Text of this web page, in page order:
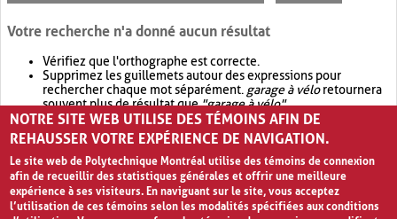
Votre recherche n'a donné aucun résultat
Vérifiez que l'orthographe est correcte.
Supprimez les guillemets autour des expressions pour
rechercher chaque mot séparément. garage à véloretournera
souvent plus de résultat que"garage à vélo".
Envisagez d'élargir votre recherche avec OR.garage OR vélo
retournera souvent plus de résultat quegarage à vélo
NOTRE SITE WEB UTILISE DES TÉMOINS AFIN DE
REHAUSSER VOTRE EXPÉRIENCE DE NAVIGATION.
Le site web de Polytechnique Montréal utilise des témoins de connexion
afin de recueillir des statistiques générales et offrir une meilleure
expérience à ses visiteurs. En naviguant sur le site, vous acceptez
l’utilisation de ces témoins selon les modalités spécifiées aux conditions